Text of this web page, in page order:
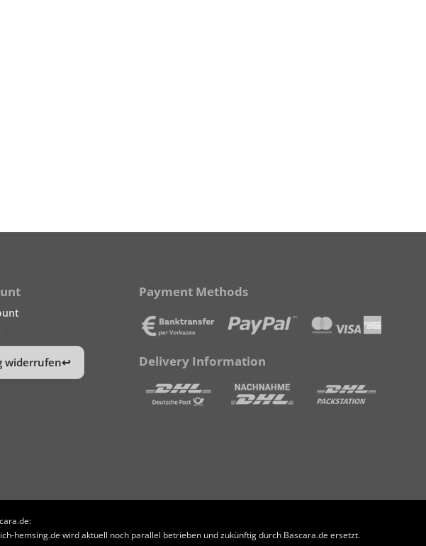
widerrufen
Payment Methods
Delivery Information
hemsing.de wird aktuell noch parallel betrieben und zukünftig durch Bascara.de ersetzt.